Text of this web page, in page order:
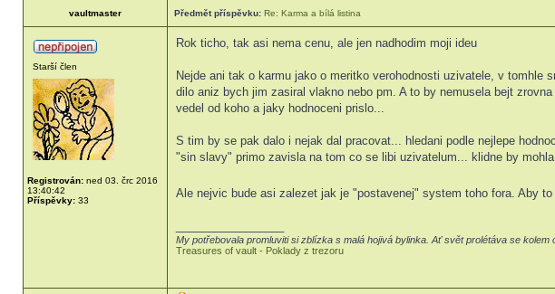
vaultmaster Předmět příspěvku: Re: Karma a bílá listina
Starší člen
Registrován: ned 03. črc 2016
13:40:42
Příspěvky: 33
Rok ticho, tak asi nema cenu, ale jen nadhodim moji ideu
Nejde ani tak o karmu jako o meritko verohodnosti uzivatele, v
dilo aniz bych jim zasiral vlakno nebo pm. A to by nemusela bejt
vedel od koho a jaky hodnoceni prislo...
S tim by se pak dalo i nejak dal pracovat... hledani podle nejlepe
"sin slavy" primo zavisla na tom co se libi uzivatelum... klidne by
Ale nejvic bude asi zalezet jak je "postavenej" system toho fora. Aby
My potřebovala promluviti si zblízka s malá hojivá bylinka. Ať svět prolétáva se kolem
Treasures of vault - Poklady z trezoru